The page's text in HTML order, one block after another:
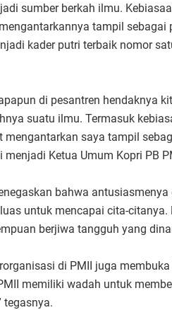
sumber berkah ilmu.
tampil
kader putri terbaik nomor
di pesantren hendaknya
suatu ilmu. Termasuk
mengantarkan saya tampil
Ketua Umum Kopri PB
bahwa
untuk mencapai cita-
berjiwa tangguh yang
di PMII juga
memiliki wadah untuk
tegasnya.